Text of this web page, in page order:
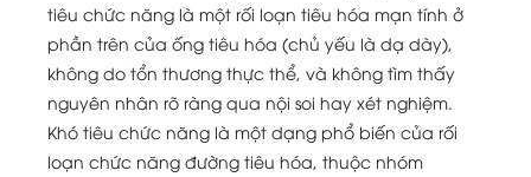
tiêu chức năng là một rối loạn tiêu hóa mạn tính ở
phần trên của ống tiêu hóa (chủ yếu là dạ dày),
không do tổn thương thực thể, và không tìm thấy
nguyên nhân rõ ràng qua nội soi hay xét nghiệm.
Khó tiêu chức năng là một dạng phổ biến của rối
loạn chức năng đường tiêu hóa, thuộc nhóm